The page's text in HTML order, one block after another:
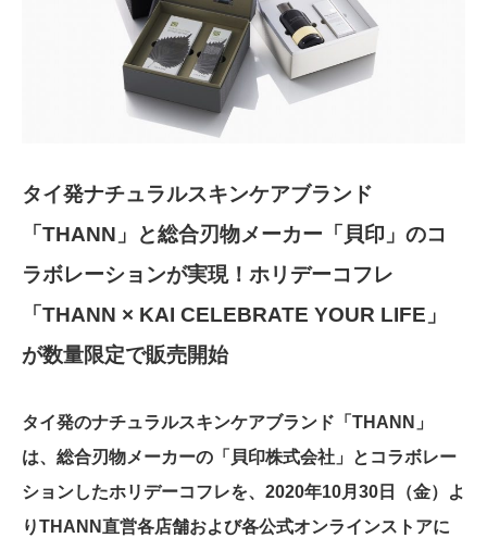
タイ発ナチュラルスキンケアブランド
「THANN」と総合刃物メーカー「貝印」のコ
ラボレーションが実現！ホリデーコフレ
「THANN × KAI CELEBRATE YOUR LIFE」
が数量限定で販売開始
タイ発のナチュラルスキンケアブランド「THANN」
は、総合刃物メーカーの「貝印株式会社」とコラボレー
ションしたホリデーコフレを、2020年10月30日（金）よ
りTHANN直営各店舗および各公式オンラインストアに